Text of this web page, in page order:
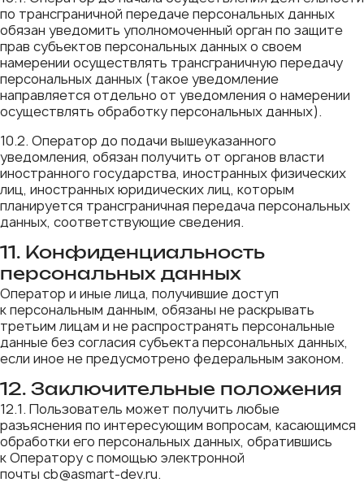
по трансграничной передаче персональных данных
обязан уведомить уполномоченный орган по защите
прав субъектов персональных данных о своем
намерении осуществлять трансграничную передачу
персональных данных (такое уведомление
направляется отдельно от уведомления о намерении
осуществлять обработку персональных данных).
10.2. Оператор до подачи вышеуказанного
уведомления, обязан получить от органов власти
иностранного государства, иностранных физических
лиц, иностранных юридических лиц, которым
планируется трансграничная передача персональных
данных, соответствующие сведения.
11. Конфиденциальность
персональных данных
Оператор и иные лица, получившие доступ
к персональным данным, обязаны не раскрывать
третьим лицам и не распространять персональные
данные без согласия субъекта персональных данных,
если иное не предусмотрено федеральным законом.
12. Заключительные положения
12.1. Пользователь может получить любые
разъяснения по интересующим вопросам, касающимся
обработки его персональных данных, обратившись
к Оператору с помощью электронной
почты cb@asmart-dev.ru.